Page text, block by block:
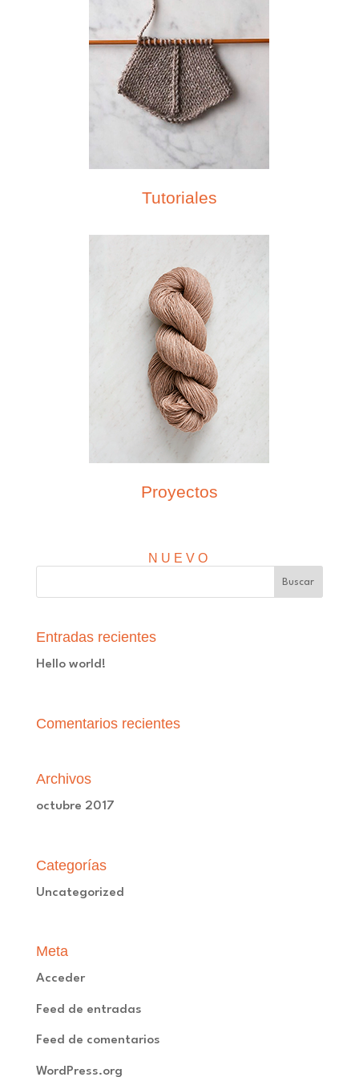
Tutoriales
Proyectos
NUEVO
Entradas recientes
Hello world!
Comentarios recientes
Archivos
octubre 2017
Categorías
Uncategorized
Meta
Acceder
Feed de entradas
Feed de comentarios
WordPress.org